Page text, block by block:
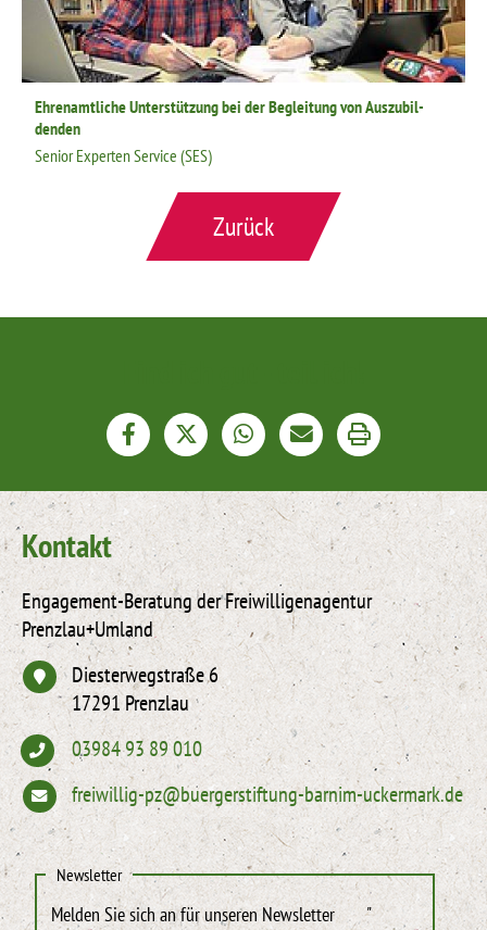
Ehrenamtliche Unterstützung bei der Begleitung von Auszubil­
denden
Senior Experten Service (SES)
Zurück
Kontakt
Engagement-Beratung der Freiwilligenagentur
Prenzlau+Umland
Diesterwegstraße 6
17291 Prenzlau
03984 93 89 010
freiwillig-pz@buergerstiftung-barnim-uckermark.de
Newsletter
Melden Sie sich an für unseren Newsletter "